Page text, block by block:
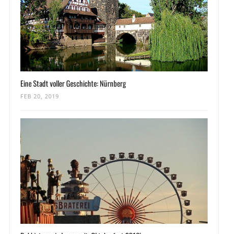
Eine Stadt voller Geschichte: Nürnberg
FEB 20, 2019